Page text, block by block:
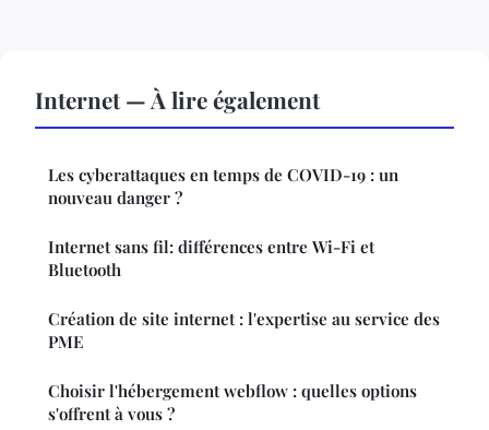
Internet — À lire également
Les cyberattaques en temps de COVID-19 : un
nouveau danger ?
Internet sans fil: différences entre Wi-Fi et
Bluetooth
Création de site internet : l'expertise au service des
PME
Choisir l'hébergement webflow : quelles options
s'offrent à vous ?